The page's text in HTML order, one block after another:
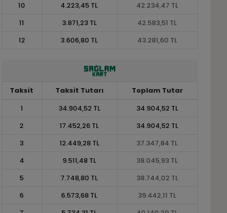
10
4.223,45 TL
42.234,47 TL
11
3.871,23 TL
42.583,51 TL
12
3.606,80 TL 43.281,60 TL
Taksit Taksit Tutarı
Toplam Tutar
1
34.904,52 TL
34.904,52 TL
2
17.452,26 TL
34.904,52 TL
3
12.449,28 TL
37.347,84 TL
4
9.511,48 TL
38.045,93 TL
5
7.748,80 TL
38.744,02 TL
6
6.573,68 TL
39.442,11 TL